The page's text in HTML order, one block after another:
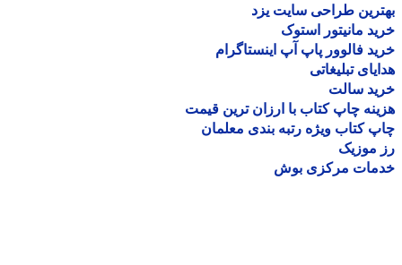
طراحی سایت یزد
مانیتور استوک
فالوور پاپ آپ اینستاگرام
تبلیغاتی
سالت
چاپ کتاب با ارزان ترین قیمت
کتاب ویژه رتبه بندی معلمان
موزیک
مرکزی بوش